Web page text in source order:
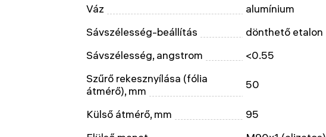
Váz
alumínium
Sávszélesség-beállítás
dönthető etalon
Sávszélesség, angstrom
<0.55
Szűrő rekesznyílása (fólia
átmérő), mm
50
Külső átmérő, mm
95